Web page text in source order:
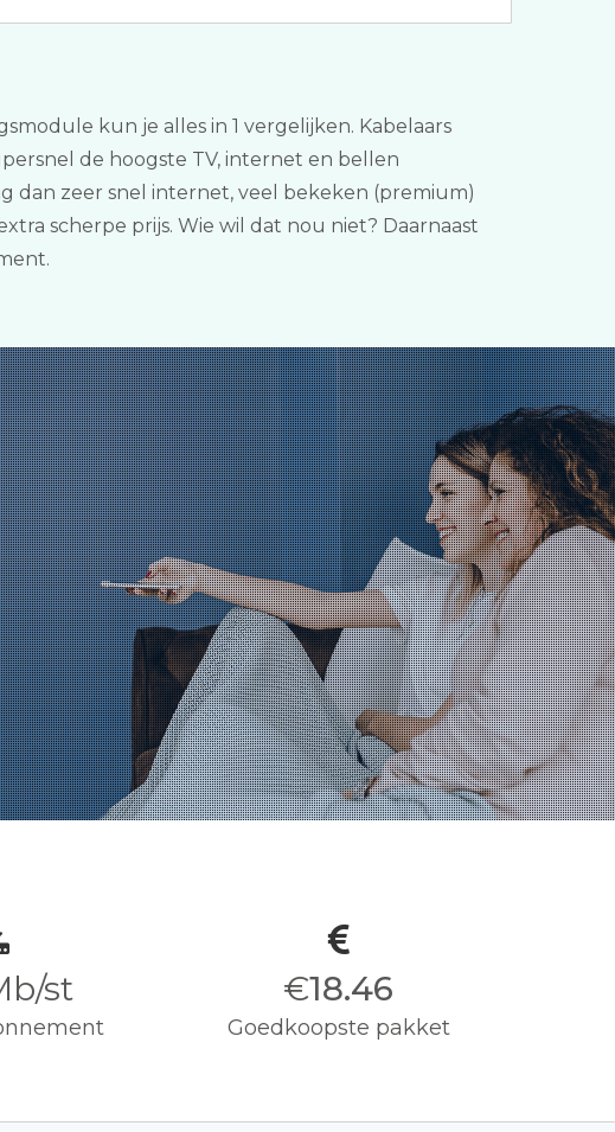
kun je alles in 1 vergelijken. Kabelaars
de hoogste TV, internet en bellen
dan zeer snel internet, veel bekeken (premium)
scherpe prijs. Wie wil dat nou niet? Daarnaast
st €18.50
Goedkoopste pakket